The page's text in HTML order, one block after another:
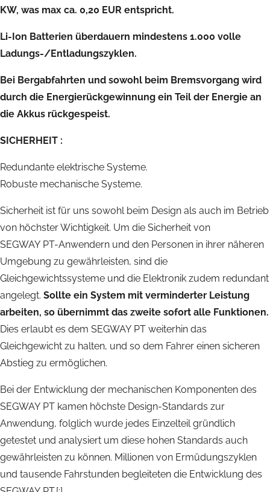
KW, was max ca. 0,20 EUR entspricht.
Li-Ion Batterien überdauern mindestens 1.000 volle
Ladungs-/Entladungszyklen.
Bei Bergabfahrten und sowohl beim Bremsvorgang wird
durch die Energierückgewinnung ein Teil der Energie an
die Akkus rückgespeist.
SICHERHEIT :
Redundante elektrische Systeme.
Robuste mechanische Systeme.
Sicherheit ist für uns sowohl beim Design als auch im Betrieb
von höchster Wichtigkeit. Um die Sicherheit von
SEGWAY PT-Anwendern und den Personen in ihrer näheren
Umgebung zu gewährleisten, sind die
Gleichgewichtssysteme und die Elektronik zudem redundant
angelegt. Sollte ein System mit verminderter Leistung
arbeiten, so übernimmt das zweite sofort alle Funktionen.
Dies erlaubt es dem SEGWAY PT weiterhin das
Gleichgewicht zu halten, und so dem Fahrer einen sicheren
Abstieg zu ermöglichen.
Bei der Entwicklung der mechanischen Komponenten des
SEGWAY PT kamen höchste Design-Standards zur
Anwendung, folglich wurde jedes Einzelteil gründlich
getestet und analysiert um diese hohen Standards auch
gewährleisten zu können. Millionen von Ermüdungszyklen
und tausende Fahrstunden begleiteten die Entwicklung des